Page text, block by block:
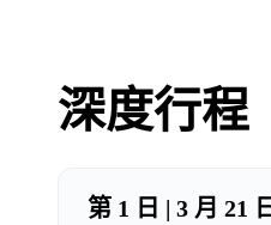
深度行程
第 1 日 | 3 月 21